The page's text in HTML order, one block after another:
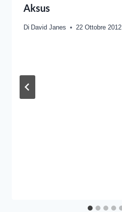
Aksus
Di David Janes 22 Ottobre 2012